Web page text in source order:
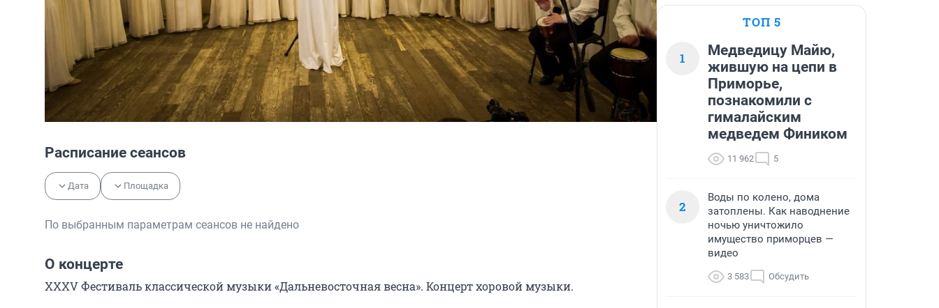
Расписание сеансов
Дата Площадка
По выбранным параметрам сеансов не найдено
О концерте
ХХХV Фестиваль классической музыки «Дальневосточная весна». Концерт хоровой музыки.
ТОП 5
1
Медведицу Майю,
жившую на цепи в
Приморье,
познакомили с
гималайским
медведем Фиником
11 962 5
2
Воды по колено, дома
затоплены. Как наводнение
ночью уничтожило
имущество приморцев —
видео
3 583 Обсудить